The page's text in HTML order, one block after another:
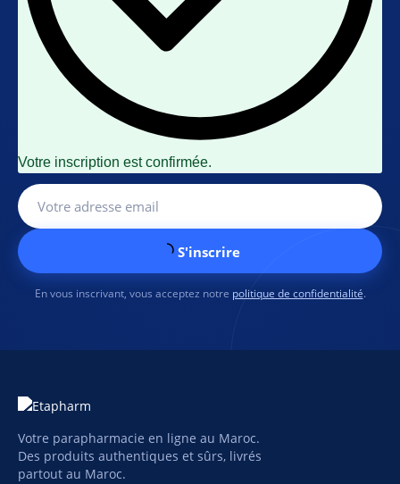
Votre inscription est confirmée.
S'inscrire
En vous inscrivant, vous acceptez notre politique de confidentialité.
Votre parapharmacie en ligne au Maroc.
Des produits authentiques et sûrs, livrés
partout au Maroc.